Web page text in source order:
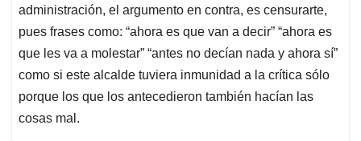
administración, el argumento en contra, es censurarte,
pues frases como: “ahora es que van a decir” “ahora es
que les va a molestar” “antes no decían nada y ahora sí”
como si este alcalde tuviera inmunidad a la crítica sólo
porque los que los antecedieron también hacían las
cosas mal.